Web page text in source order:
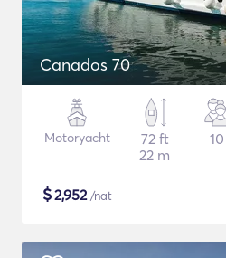
Canados 70
Motoryacht
72 ft
22 m
10
$2,952/nat